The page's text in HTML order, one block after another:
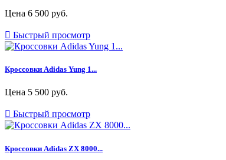
Цена 6 500 руб.
 Быстрый просмотр
Кроссовки Adidas Yung 1...
Цена 5 500 руб.
 Быстрый просмотр
Кроссовки Adidas ZX 8000...